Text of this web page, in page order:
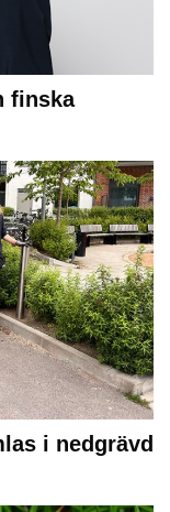
finska
i nedgrävd